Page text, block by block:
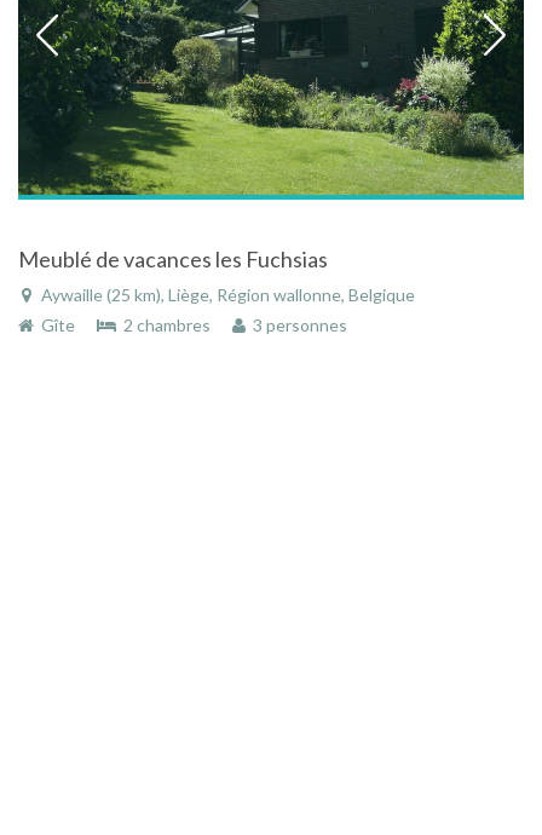
Meublé de vacances les Fuchsias
Aywaille (25 km), Liège, Région wallonne, Belgique
Gîte
2 chambres 3 personnes